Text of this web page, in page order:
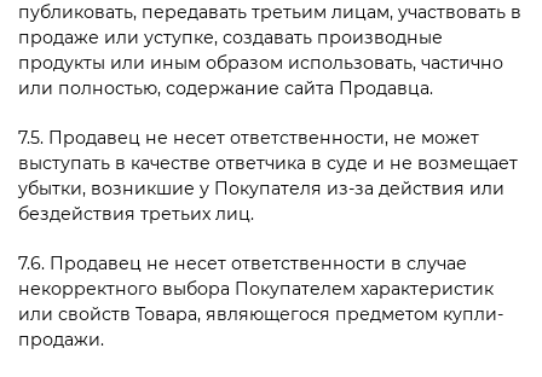
публиковать, передавать третьим лицам, участвовать в
продаже или уступке, создавать производные
продукты или иным образом использовать, частично
или полностью, содержание сайта Продавца.
7.5. Продавец не несет ответственности, не может
выступать в качестве ответчика в суде и не возмещает
убытки, возникшие у Покупателя из-за действия или
бездействия третьих лиц.
7.6. Продавец не несет ответственности в случае
некорректного выбора Покупателем характеристик
или свойств Товара, являющегося предметом купли-
продажи.